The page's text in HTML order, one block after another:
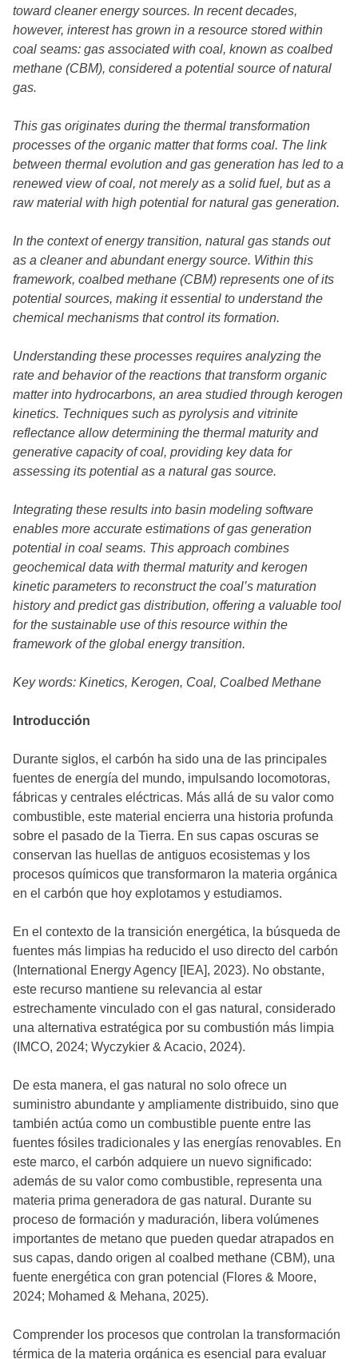
toward cleaner energy sources. In recent decades,
however, interest has grown in a resource stored within
coal seams: gas associated with coal, known as coalbed
methane (CBM), considered a potential source of natural
gas.
This gas originates during the thermal transformation
processes of the organic matter that forms coal. The link
between thermal evolution and gas generation has led to a
renewed view of coal, not merely as a solid fuel, but as a
raw material with high potential for natural gas generation.
In the context of energy transition, natural gas stands out
as a cleaner and abundant energy source. Within this
framework, coalbed methane (CBM) represents one of its
potential sources, making it essential to understand the
chemical mechanisms that control its formation.
Understanding these processes requires analyzing the
rate and behavior of the reactions that transform organic
matter into hydrocarbons, an area studied through kerogen
kinetics. Techniques such as pyrolysis and vitrinite
reflectance allow determining the thermal maturity and
generative capacity of coal, providing key data for
assessing its potential as a natural gas source.
Integrating these results into basin modeling software
enables more accurate estimations of gas generation
potential in coal seams. This approach combines
geochemical data with thermal maturity and kerogen
kinetic parameters to reconstruct the coal’s maturation
history and predict gas distribution, offering a valuable tool
for the sustainable use of this resource within the
framework of the global energy transition.
Key words: Kinetics, Kerogen, Coal, Coalbed Methane
Introducción
Durante siglos, el carbón ha sido una de las principales
fuentes de energía del mundo, impulsando locomotoras,
fábricas y centrales eléctricas. Más allá de su valor como
combustible, este material encierra una historia profunda
sobre el pasado de la Tierra. En sus capas oscuras se
conservan las huellas de antiguos ecosistemas y los
procesos químicos que transformaron la materia orgánica
en el carbón que hoy explotamos y estudiamos.
En el contexto de la transición energética, la búsqueda de
fuentes más limpias ha reducido el uso directo del carbón
(International Energy Agency [IEA], 2023). No obstante,
este recurso mantiene su relevancia al estar
estrechamente vinculado con el gas natural, considerado
una alternativa estratégica por su combustión más limpia
(IMCO, 2024; Wyczykier & Acacio, 2024).
De esta manera, el gas natural no solo ofrece un
suministro abundante y ampliamente distribuido, sino que
también actúa como un combustible puente entre las
fuentes fósiles tradicionales y las energías renovables. En
este marco, el carbón adquiere un nuevo significado:
además de su valor como combustible, representa una
materia prima generadora de gas natural. Durante su
proceso de formación y maduración, libera volúmenes
importantes de metano que pueden quedar atrapados en
sus capas, dando origen al coalbed methane (CBM), una
fuente energética con gran potencial (Flores & Moore,
2024; Mohamed & Mehana, 2025).
Comprender los procesos que controlan la transformación
térmica de la materia orgánica es esencial para evaluar